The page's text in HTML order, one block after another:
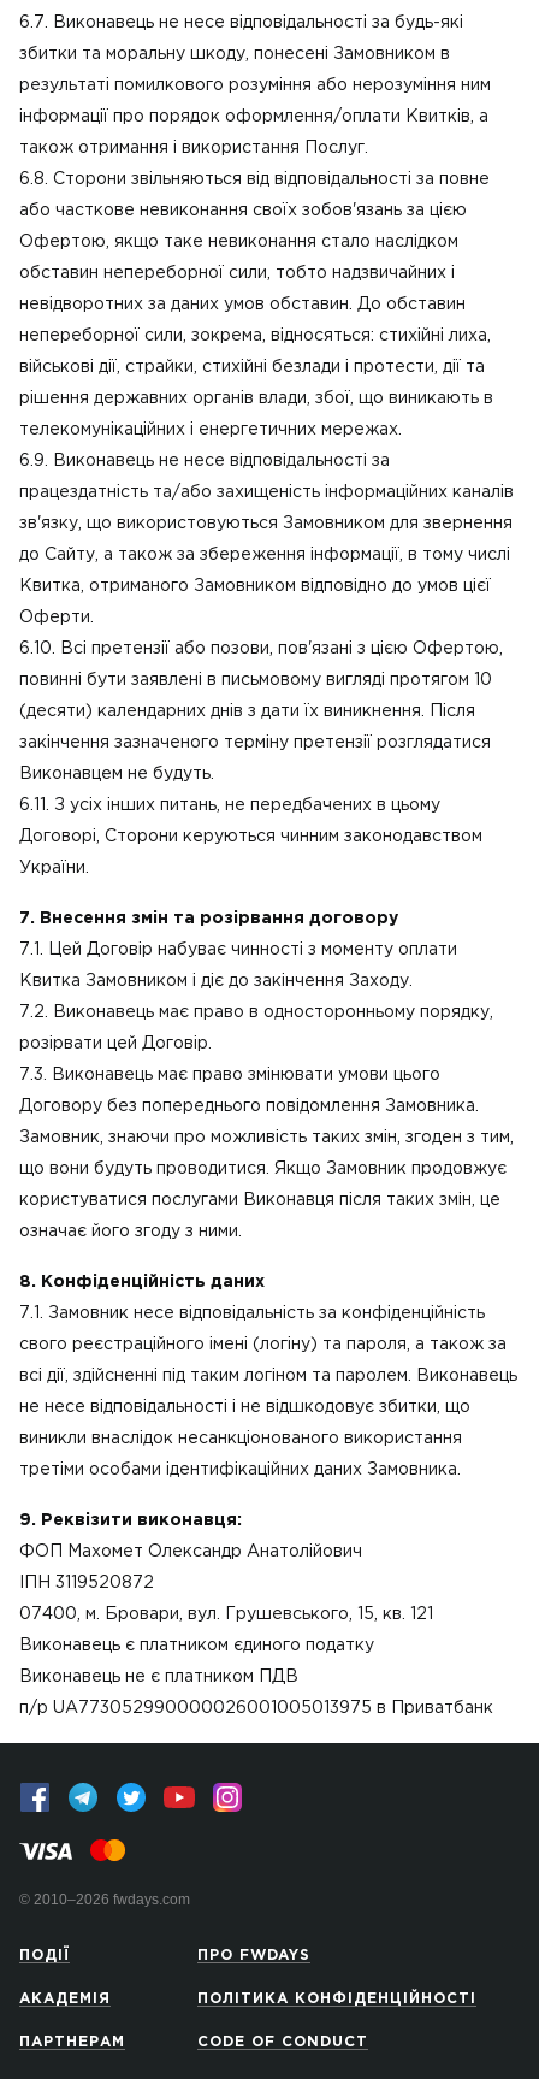
6.7. Виконавець не несе відповідальності за будь-які
збитки та моральну шкоду, понесені Замовником в
результаті помилкового розуміння або нерозуміння ним
інформації про порядок оформлення/оплати Квитків, а
також отримання і використання Послуг.
6.8. Сторони звільняються від відповідальності за повне
або часткове невиконання своїх зобов'язань за цією
Офертою, якщо таке невиконання стало наслідком
обставин непереборної сили, тобто надзвичайних і
невідворотних за даних умов обставин. До обставин
непереборної сили, зокрема, відносяться: стихійні лиха,
військові дії, страйки, стихійні безлади і протести, дії та
рішення державних органів влади, збої, що виникають в
телекомунікаційних і енергетичних мережах.
6.9. Виконавець не несе відповідальності за
працездатність та/або захищеність інформаційних каналів
зв'язку, що використовуються Замовником для звернення
до Сайту, а також за збереження інформації, в тому числі
Квитка, отриманого Замовником відповідно до умов цієї
Оферти.
6.10. Всі претензії або позови, пов'язані з цією Офертою,
повинні бути заявлені в письмовому вигляді протягом 10
(десяти) календарних днів з дати їх виникнення. Після
закінчення зазначеного терміну претензії розглядатися
Виконавцем не будуть.
6.11. З усіх інших питань, не передбачених в цьому
Договорі, Сторони керуються чинним законодавством
України.
7. Внесення змін та розірвання договору
7.1. Цей Договір набуває чинності з моменту оплати
Квитка Замовником і діє до закінчення Заходу.
7.2. Виконавець має право в односторонньому порядку,
розірвати цей Договір.
7.3. Виконавець має право змінювати умови цього
Договору без попереднього повідомлення Замовника.
Замовник, знаючи про можливість таких змін, згоден з тим,
що вони будуть проводитися. Якщо Замовник продовжує
користуватися послугами Виконавця після таких змін, це
означає його згоду з ними.
8. Конфіденційність даних
7.1. Замовник несе відповідальність за конфіденційність
свого реєстраційного імені (логіну) та пароля, а також за
всі дії, здійсненні під таким логіном та паролем. Виконавець
не несе відповідальності і не відшкодовує збитки, що
виникли внаслідок несанкціонованого використання
третіми особами ідентифікаційних даних Замовника.
9. Реквізити виконавця:
ФОП Махомет Олександр Анатолійович
ІПН 3119520872
07400, м. Бровари, вул. Грушевського, 15, кв. 121
Виконавець є платником єдиного податку
Виконавець не є платником ПДВ
п/р UA773052990000026001005013975 в Приватбанк
© 2010–2026 fwdays.com
ПОДІЇ
АКАДЕМІЯ
ПАРТНЕРАМ
ПРО FWDAYS
ПОЛІТИКА КОНФІДЕНЦІЙНОСТІ
CODE OF CONDUCT